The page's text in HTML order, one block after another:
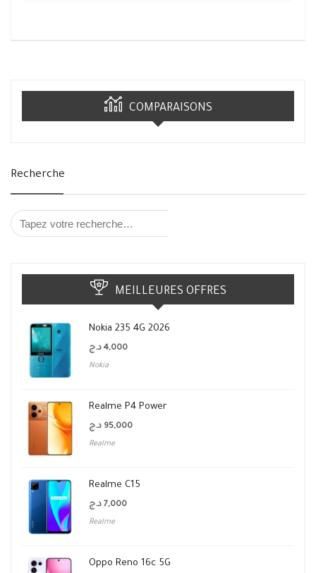
COMPARAISONS
Recherche
MEILLEURES OFFRES
Nokia 235 4G 2026
4,000 د.ج
Nokia
Realme P4 Power
95,000 د.ج
Realme
Realme C15
7,000 د.ج
Realme
Oppo Reno 16c 5G